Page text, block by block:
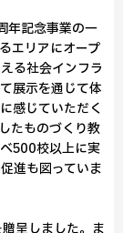
年記念事業の一
エリアにオープ
る社会インフラ
展示を通じて体
感じていただく
たものづくり教
500校以上に実
進も図っていま
呈しました。ま